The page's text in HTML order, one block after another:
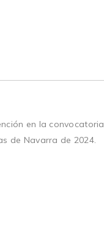
en la convocatoria
de Navarra de 2024.